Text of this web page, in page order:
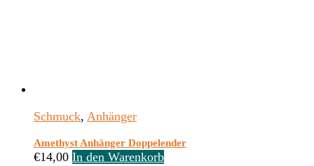
Schmuck, Anhänger
Amethyst Anhänger Doppelender
€14,00 In den Warenkorb